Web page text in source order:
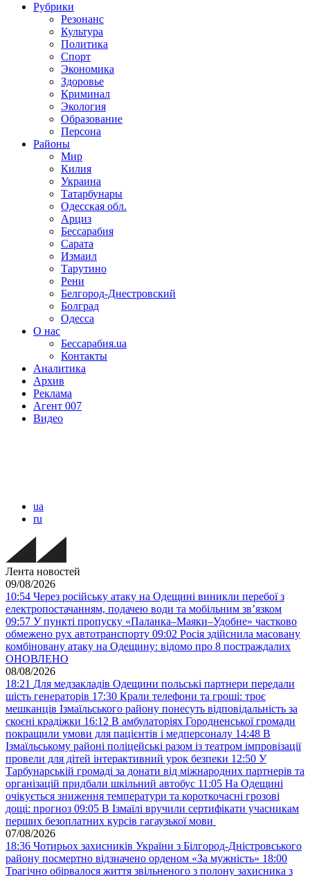
Рубрики
Резонанс
Культура
Политика
Спорт
Экономика
Здоровье
Криминал
Экология
Образование
Персона
Районы
Мир
Килия
Украина
Татарбунары
Одесская обл.
Арциз
Бессарабия
Сарата
Измаил
Тарутино
Рени
Белгород-Днестровский
Болград
Одесса
О нас
Бессарабия.ua
Контакты
Аналитика
Архив
Реклама
Агент 007
Видео
ua
ru
Лента новостей
09/08/2026
10:54 Через російську атаку на Одещині виникли перебої з
електропостачанням, подачею води та мобільним звʼязком
09:57 У пункті пропуску «Паланка–Маяки–Удобне» частково
обмежено рух автотранспорту 09:02 Росія здійснила масовану
комбіновану атаку на Одещину: відомо про 8 постраждалих
ОНОВЛЕНО
08/08/2026
18:21 Для медзакладів Одещини польські партнери передали
шість генераторів 17:30 Крали телефони та гроші: троє
мешканців Ізмаїльського району понесуть відповідальність за
скоєні крадіжки 16:12 В амбулаторіях Городненської громади
покращили умови для пацієнтів і медперсоналу 14:48 В
Ізмаїльському районі поліцейські разом із театром імпровізації
провели для дітей інтерактивний урок безпеки 12:50 У
Тарбунарській громаді за донати від міжнародних партнерів та
організацій придбали шкільний автобус 11:05 На Одещині
очікується зниження температури та короткочасні грозові
дощі: прогноз 09:05 В Ізмаїлі вручили сертифікати учасникам
перших безоплатних курсів гагаузької мови
07/08/2026
18:36 Чотирьох захисників України з Білгород-Дністровського
району посмертно відзначено орденом «За мужність» 18:00
Трагічно обірвалося життя звільненого з полону захисника з